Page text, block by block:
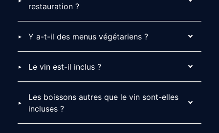
restauration ?
Y a-t-il des menus végétariens ?
Le vin est-il inclus ?
Les boissons autres que le vin sont-elles
incluses ?